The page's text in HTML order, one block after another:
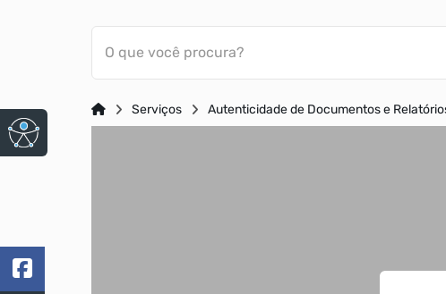
O que você procura?
Serviços Autenticidade de Documentos e